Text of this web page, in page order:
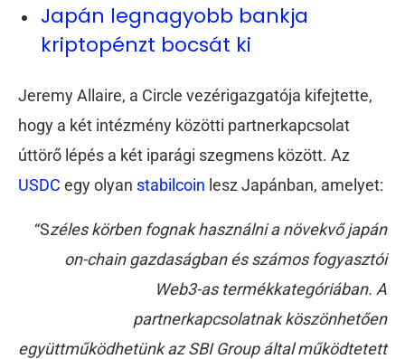
Japán legnagyobb bankja
kriptopénzt bocsát ki
Jeremy Allaire, a Circle vezérigazgatója kifejtette,
hogy a két intézmény közötti partnerkapcsolat
úttörő lépés a két iparági szegmens között. Az
USDC egy olyan stabilcoin lesz Japánban, amelyet:
“Széles körben fognak használni a növekvő japán
on-chain gazdaságban és számos fogyasztói
Web3-as termékkategóriában. A
partnerkapcsolatnak köszönhetően
együttműködhetünk az SBI Group által működtetett